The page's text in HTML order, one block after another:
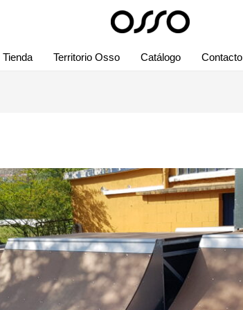
Tienda Territorio Osso Catálogo Contacto